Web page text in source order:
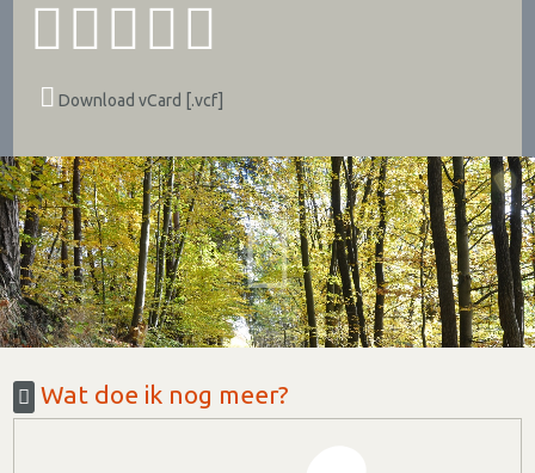
Download vCard [.vcf]
Wat doe ik nog meer?